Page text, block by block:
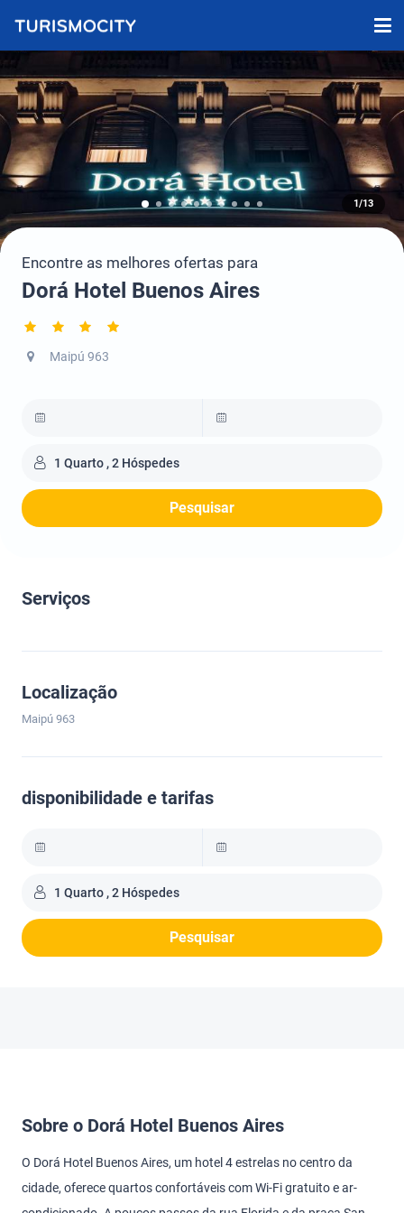
1/13
Encontre as melhores ofertas para
Dorá Hotel Buenos Aires
Maipú 963
1 Quarto , 2 Hóspedes
Pesquisar
Serviços
Localização
Maipú 963
disponibilidade e tarifas
1 Quarto , 2 Hóspedes
Pesquisar
Sobre o Dorá Hotel Buenos Aires
O Dorá Hotel Buenos Aires, um hotel 4 estrelas no centro da
cidade, oferece quartos confortáveis com Wi-Fi gratuito e ar-